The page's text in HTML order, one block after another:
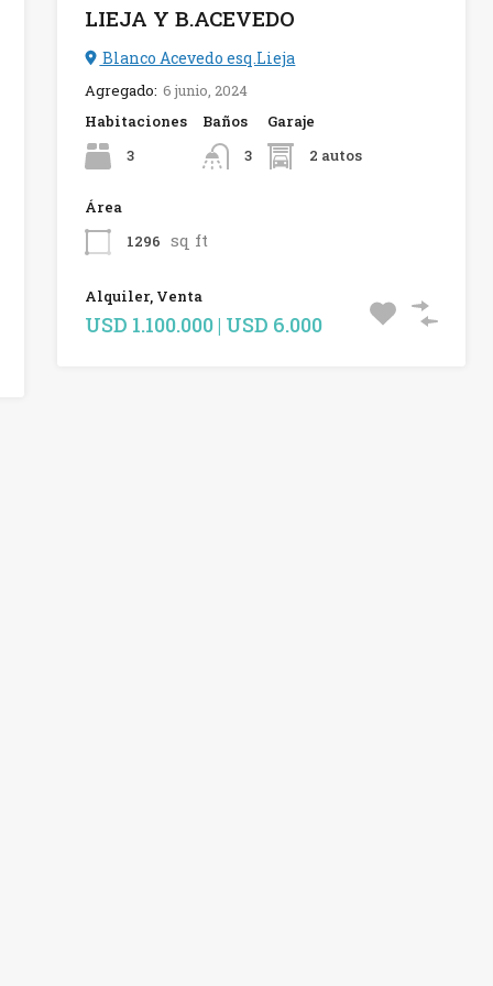
LIEJA Y B.ACEVEDO
Blanco Acevedo esq.Lieja
Agregado: 6 junio, 2024
Habitaciones
3
Baños
3
Garaje
2 autos
Área
1296 sq ft
Alquiler, Venta
USD 1.100.000 | USD 6.000